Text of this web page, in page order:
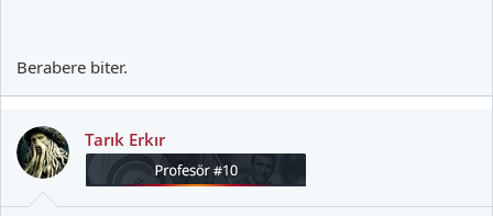
Berabere biter.
Tarık Erkır